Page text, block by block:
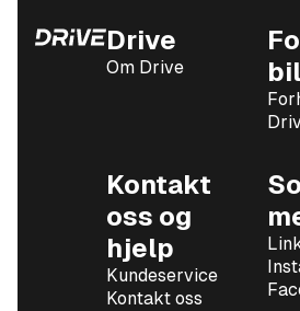
Drive
Om Drive
Kontakt
oss og
hjelp
Kundeservice
Kontakt oss